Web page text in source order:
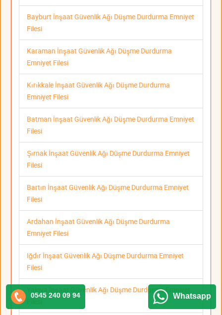
Bayburt İnşaat Güvenlik Ağı Düşme Durdurma Emniyet
Filesi
Karaman İnşaat Güvenlik Ağı Düşme Durdurma
Emniyet Filesi
Kırıkkale İnşaat Güvenlik Ağı Düşme Durdurma
Emniyet Filesi
Batman İnşaat Güvenlik Ağı Düşme Durdurma Emniyet
Filesi
Şırnak İnşaat Güvenlik Ağı Düşme Durdurma Emniyet
Filesi
Bartın İnşaat Güvenlik Ağı Düşme Durdurma Emniyet
Filesi
Ardahan İnşaat Güvenlik Ağı Düşme Durdurma
Emniyet Filesi
Iğdır İnşaat Güvenlik Ağı Düşme Durdurma Emniyet
Filesi
Yalova İnşaat Güvenlik Ağı Düşme Durdurma Emniyet
0545 240 09 94 Whatsapp